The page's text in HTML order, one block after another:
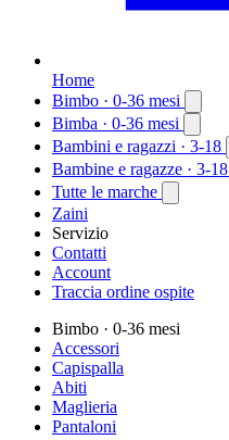
Home
Bimbo · 0-36 mesi
Bimba · 0-36 mesi
Bambini e ragazzi · 3-18
Bambine e ragazze · 3-18
Tutte le marche
Zaini
Servizio
Contatti
Account
Traccia ordine ospite
Bimbo · 0-36 mesi
Accessori
Capispalla
Abiti
Maglieria
Pantaloni